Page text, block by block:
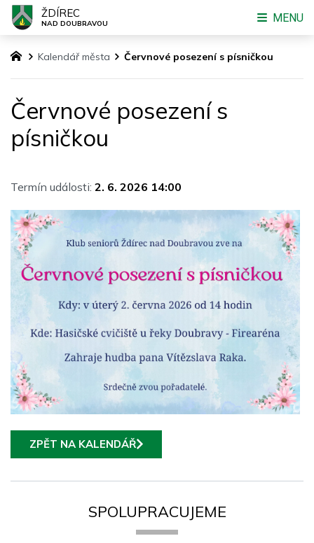
Kalendář města Červnové posezení s písničkou
Červnové posezení s
písničkou
Termín události: 2. 6. 2026 14:00
ZPĚT NA KALENDÁŘ
SPOLUPRACUJEME
ŽDÍREC
NAD DOUBRAVOU MENU